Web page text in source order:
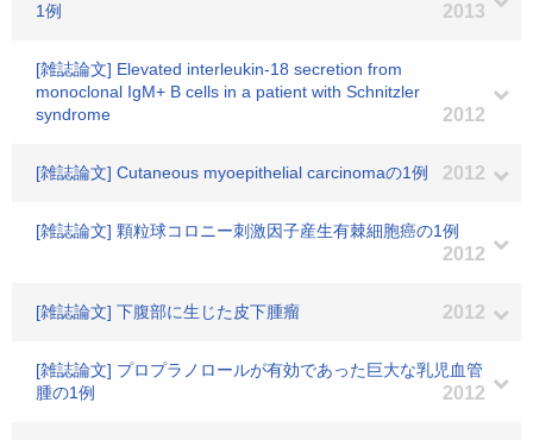
1例
2013
[雑誌論文] Elevated interleukin-18 secretion from
monoclonal IgM+ B cells in a patient with Schnitzler
syndrome
2012
[雑誌論文] Cutaneous myoepithelial carcinomaの1例 2012
[雑誌論文] 顆粒球コロニー刺激因子産生有棘細胞癌の1例
2012
[雑誌論文] 下腹部に生じた皮下腫瘤 2012
[雑誌論文] プロプラノロールが有効であった巨大な乳児血管
腫の1例
2012